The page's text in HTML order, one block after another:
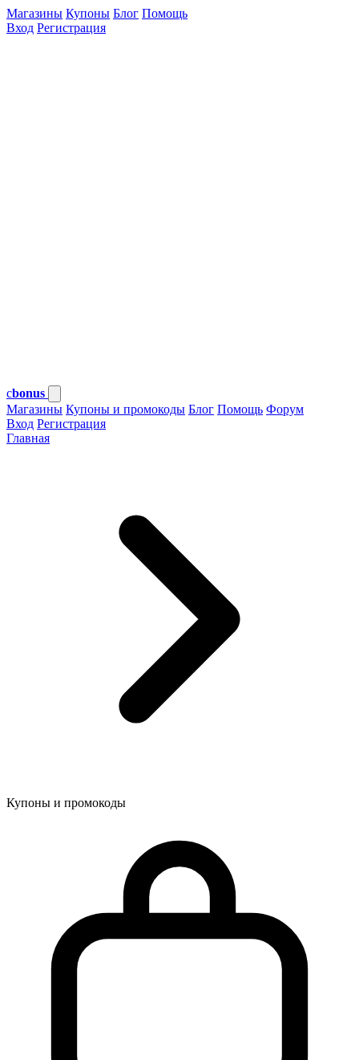
Магазины Купоны Блог Помощь
Вход Регистрация
cbonus
Магазины Купоны и промокоды Блог Помощь Форум
Вход Регистрация
Главная
Купоны и промокоды